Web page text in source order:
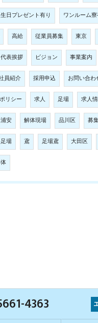
日プレゼント有り ワンルーム寮
高給 従業員募集 東京
代表挨拶 ビジョン 事業案内
員紹介 採用申込 お問い合わ
リシー 求人 足場 求人
浦安 解体現場 品川区 募
場 鳶 足場鳶 大田区
4363